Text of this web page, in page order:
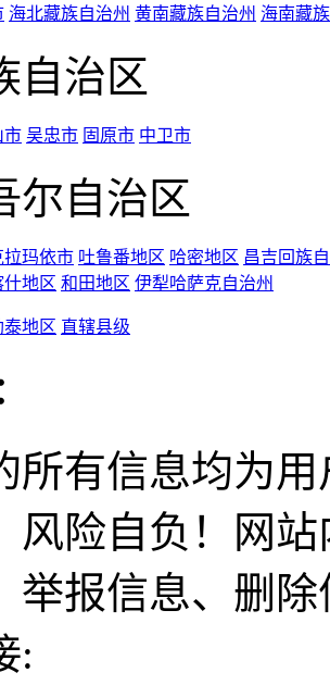
海北藏族自治州 黄南藏族自治州 海南藏
自治区
市 吴忠市 固原市 中卫市
尔自治区
拉玛依市 吐鲁番地区 哈密地区 昌吉回族
什地区 和田地区 伊犁哈萨克自治州
泰地区 直辖县级
所有信息均为
风险自负！网
举报信息、删
: